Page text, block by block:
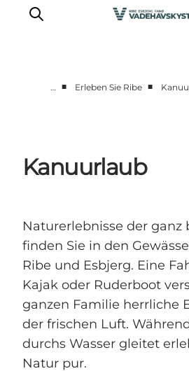
Fanø
Mandø
Essen und Schlafen
Veranstaltungen
… ■ Erleben Sie Ribe ■
Kanuurlaub
Naturerlebnisse der ganz
finden Sie in den
Ribe und Esbjerg. Eine
Kajak oder Ruderboot
ganzen Familie herrliche
der frischen Luft.
durchs Wasser gleitet
Natur pur.